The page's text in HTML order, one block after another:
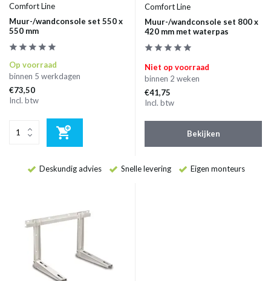
Comfort Line
Muur-/wandconsole set 550 x
550 mm
Op voorraad
binnen 5 werkdagen
€73,50
Incl. btw
Comfort Line
Muur-/wandconsole set 800 x
420 mm met waterpas
Niet op voorraad
binnen 2 weken
€41,75
Incl. btw
Bekijken
Deskundig advies Snelle levering Eigen monteurs